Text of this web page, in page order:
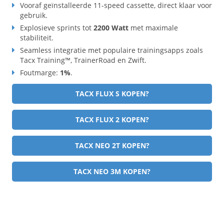
Vooraf geïnstalleerde 11-speed cassette, direct klaar voor
gebruik.
Explosieve sprints tot 2200 Watt met maximale
stabiliteit.
Seamless integratie met populaire trainingsapps zoals
Tacx Training™, TrainerRoad en Zwift.
Foutmarge: 1%.
TACX FLUX S KOPEN?
TACX FLUX 2 KOPEN?
TACX NEO 2T KOPEN?
TACX NEO 3M KOPEN?